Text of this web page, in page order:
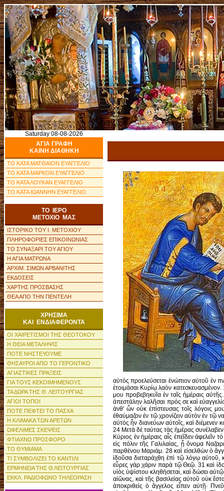
Saturday 08-08-2026
ΑΓΙΑ ΓΡΑΦΗ
ΚΑΙΝΗ ΔΙΑΘΗΚΗ
ΤΟ ΚΑΤΑ ΜΑΤΘΑΙΟΝ ΕΥΑΓΓΕΛΙΟ
ΤΟ ΚΑΤΑ ΜΑΡΚΟΝ ΕΥΑΓΓΕΛΙΟ
ΤΟ ΚΑΤΑ ΛΟΥΚΑΝ ΕΥΑΓΓΕΛΙΟ
ΤΟ ΚΑΤΑ ΙΩΑΝΝΗΝ ΕΥΑΓΓΕΛΙΟ
ΤΟ ΙΕΡΟ
ΜΕΤΟΧΙΟ ΜΑΣ
ΙΣΤΟΡΙΚΟ ΤΟΥ Ι. ΜΕΤΟΧΙΟΥ
ΠΛΗΡΟΦΟΡΙΕΣ ΕΠΙΚΟΙΝΩΝΙΑΣ
ΤΟ ΣΥΝΑΞΑΡΙ ΤΟΥ ΑΓΙΟΥ
Η ΑΓΙΑ ΜΑΤΡΩΝΑ
ΑΡΧΙΜ. ΣΙΜΩΝ ΑΡΒΑΝΙΤΗΣ
ΕΚΔΟΣΕΙΣ
ΧΑΡΤΗΣ ΠΡΟΣΒΑΣΗΣ
ΘΕΑ ΑΠΟ ΤΗΝ ΠΕΝΤΕΛΗ
ΧΡΗΣΙΜΑ
ΚΑΙ ΕΝΔΙΑΦΕΡΟΝΤΑ
ΟΙ ΧΑΙΡΕΤΙΣΜΟΙ ΤΗΣ ΘΕΟΤΟΚΟΥ
Η ΘΕΙΑ ΜΕΤΑΛΗΨΙΣ
ΠΟΤΕ ΝΗΣΤΕΥΟΥΜΕ
ΘΗΣΑΥΡΟΙ ΑΠΟ ΤΟ ΓΕΡΟΝΤΙΚΟ
ΑΓΙΑΣΤΙΚΕΣ ΠΡΑΞΕΙΣ
ΓΙΑ ΤΟΥΣ ΚΕΚΟΙΜΗΜΕΝΟΥΣ
ΤΑ ΔΩΡΑ ΤΗΣ Θ. ΛΕΙΤΟΥΡΓΙΑΣ
ΑΓΙΟΙ ΤΟΠΟΙ
ΠΟΤΕ ΠΕΦΤΕΙ ΤΟ ΠΑΣΧΑ
Η ΚΛΙΜΑΚΑ ΤΩΝ ΑΡΕΤΩΝ
ΩΦΕΛΙΜΕΣ ΣΚΕΨΕΙΣ
ΦΤΙΑΧΝΩ ΠΡΟΣΦΟΡΟ
ΤΟ ΘΥΜΙΑΜΑ
ΤΙ ΣΥΜΒΟΛΙΖΕΙ ΤΟ ΚΑΝΤΙΛΙ
ΕΡΜΗΝΕΙΑ ΤΗΣ Θ ΛΕΙΤΟΥΡΓΙΑΣ
ΕΚΚΛ. ΡΑΔΙΟΦΩΝΟ ΤΗΛΕΟΡΑΣΗ